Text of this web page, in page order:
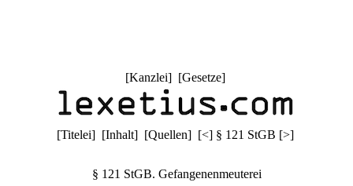
[Kanzlei] [Gesetze]
[Titelei] [Inhalt] [Quellen] [<] § 121 StGB [>]
§ 121 StGB. Gefangenenmeuterei